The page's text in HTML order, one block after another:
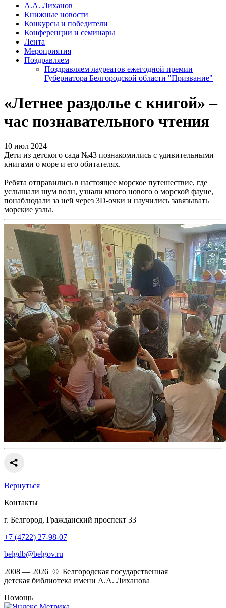
А.А. Лиханов
Книжные новости
Конкурсы и победители
Конференции и семинары
Лента
Мероприятия
Поздравляем
Поздравляем лауреатов ежегодной премии
Губернатора Белгородской области "Призвание"
«Летнее раздолье с книгой» –
час познавательного чтения
10 июл 2024
Дети из детского сада №43 познакомились с удивительными
книгами о море и его обитателях.
Ребята отправились в настоящее морское путешествие, где
услышали шум волн, узнали много нового о морской фауне,
понаблюдали за ней через 3D-очки и научились завязывать
морские узлы.
Вернуться
Контакты
г. Белгород, Гражданский проспект 33
+7 (4722) 27-98-07
belgdb@belgov.ru
2008 — 2026 © Белгородская государственная
детская библиотека имени А.А. Лиханова
Помощь